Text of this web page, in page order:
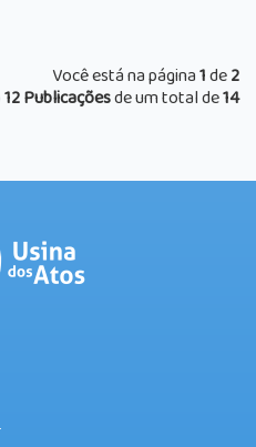
Você está na página1de2
12 Publicaçõesde um total de14